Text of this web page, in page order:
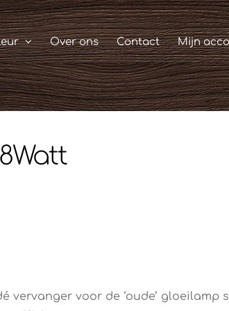
Over ons Contact Mijn
vervanger voor de ‘oude’ gloeilamp